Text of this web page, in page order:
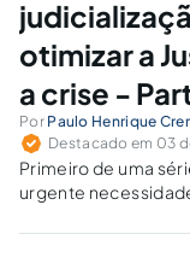
otimizar a
a crise -
Por Paulo Henrique
Destacado em 03
Primeiro de uma
urgente
Direito. Neste, trato